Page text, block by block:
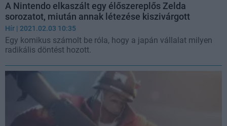
A Nintendo elkaszált egy élőszereplős Zelda
sorozatot, miután annak létezése kiszivárgott
Hír | 2021.02.03 10:35
Egy komikus számolt be róla, hogy a japán vállalat milyen
radikális döntést hozott.